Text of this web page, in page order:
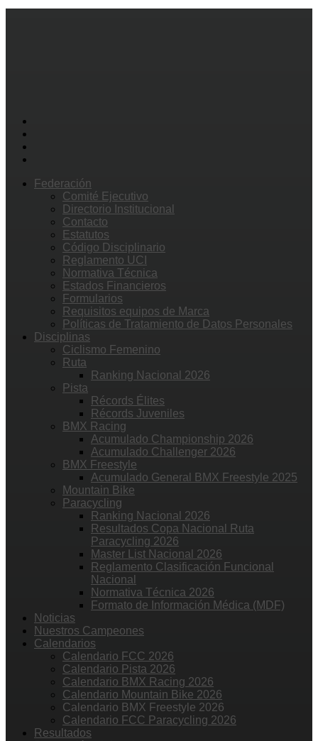
Federación
Comité Ejecutivo
Directorio Institucional
Contacto
Estatutos
Código Disciplinario
Reglamento UCI
Normativa Técnica
Estados Financieros
Formularios
Requisitos equipos de Marca
Políticas de Tratamiento de Datos Personales
Disciplinas
Ciclismo Femenino
Ruta
Ranking Nacional 2026
Pista
Récords Élites
Récords Juveniles
BMX Racing
Acumulado Championship 2026
Acumulado Challenger 2026
BMX Freestyle
Acumulado General BMX Freestyle 2025
Mountain Bike
Paracycling
Ranking Nacional 2026
Resultados Copa Nacional Ruta
Paracycling 2026
Master List Nacional 2026
Reglamento Clasificación Funcional
Nacional
Normativa Técnica 2026
Formato de Información Médica (MDF)
Noticias
Nuestros Campeones
Calendarios
Calendario FCC 2026
Calendario Pista 2026
Calendario BMX Racing 2026
Calendario Mountain Bike 2026
Calendario BMX Freestyle 2026
Calendario FCC Paracycling 2026
Resultados